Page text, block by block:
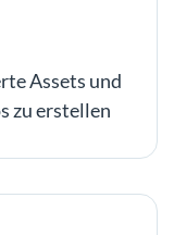
Assets und
zu erstellen